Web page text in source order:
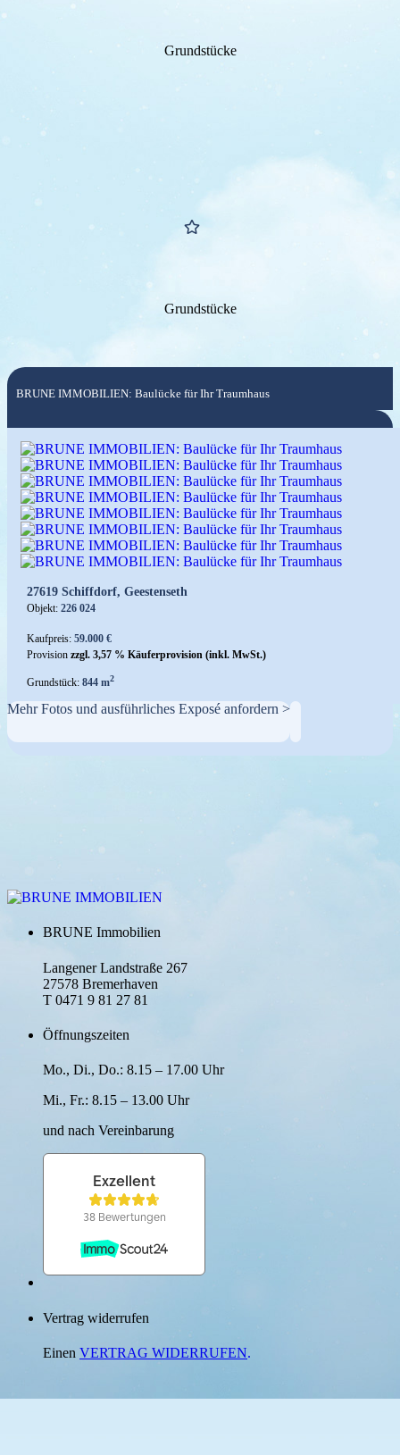
Grund­stücke
Grundstücke
BRUNE IMMOBILIEN: Baulücke für Ihr Traumhaus
27619 Schiffdorf, Geestenseth
Objekt: 226 024
Kaufpreis: 59.000 €
Provision zzgl. 3,57 % Käuferprovision (inkl. MwSt.)
Grundstück: 844 m2
Mehr Fotos und ausführliches Exposé anfordern >
BRUNE Immobilien
Langener Landstraße 267
27578 Bremerhaven
T 0471 9 81 27 81
Öffnungszeiten
Mo., Di., Do.: 8.15 – 17.00 Uhr
Mi., Fr.: 8.15 – 13.00 Uhr
und nach Verein­barung
Vertrag widerrufen
Einen VERTRAG WIDERRUFEN.